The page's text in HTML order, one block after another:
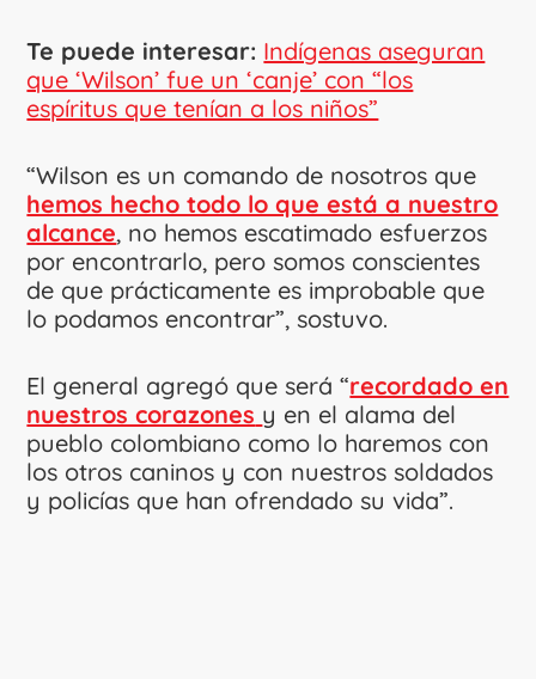
Te puede interesar: Indígenas aseguran
que ‘Wilson’ fue un ‘canje’ con “los
espíritus que tenían a los niños”
“Wilson es un comando de nosotros que
hemos hecho todo lo que está a nuestro
alcance, no hemos escatimado esfuerzos
por encontrarlo, pero somos conscientes
de que prácticamente es improbable que
lo podamos encontrar”, sostuvo.
El general agregó que será “recordado en
nuestros corazones y en el alama del
pueblo colombiano como lo haremos con
los otros caninos y con nuestros soldados
y policías que han ofrendado su vida”.